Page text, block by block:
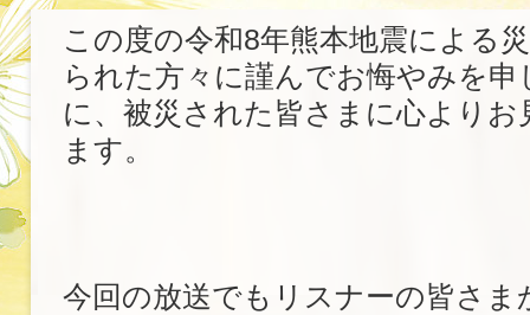
この度の令和8年熊本地震による
られた方々に謹んでお悔やみを
に、被災された皆さまに心よりお
ます。
今回の放送でもリスナーの皆さま